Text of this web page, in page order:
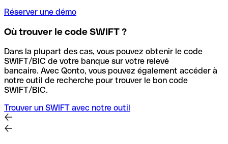
Réserver une démo
Où trouver le code SWIFT ?
Dans la plupart des cas, vous pouvez obtenir le code
SWIFT/BIC de votre banque sur votre relevé
bancaire. Avec Qonto, vous pouvez également accéder à
notre outil de recherche pour trouver le bon code
SWIFT/BIC.
Trouver un SWIFT avec notre outil